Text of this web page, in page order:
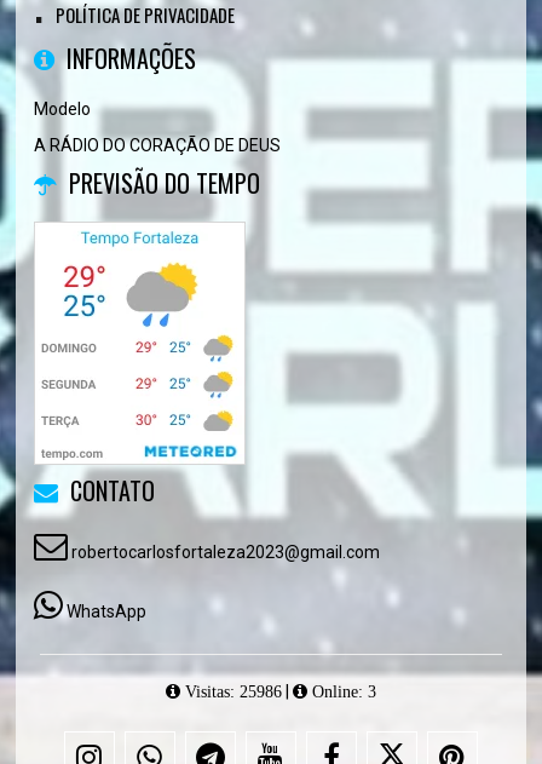
POLÍTICA DE PRIVACIDADE
INFORMAÇÕES
Modelo
A RÁDIO DO CORAÇÃO DE DEUS
PREVISÃO DO TEMPO
CONTATO
robertocarlosfortaleza2023@gmail.com
WhatsApp
Visitas: 25986| Online: 3